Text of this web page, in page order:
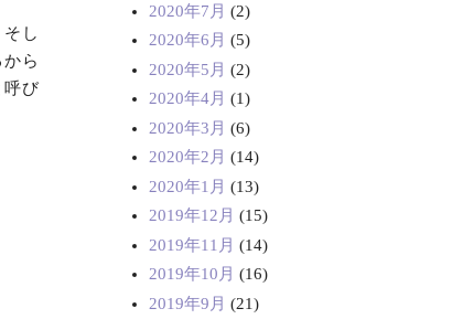
し
ら
呼び
2020年7月 (2)
2020年6月 (5)
2020年5月 (2)
2020年4月 (1)
2020年3月 (6)
2020年2月 (14)
2020年1月 (13)
2019年12月 (15)
2019年11月 (14)
2019年10月 (16)
2019年9月 (21)